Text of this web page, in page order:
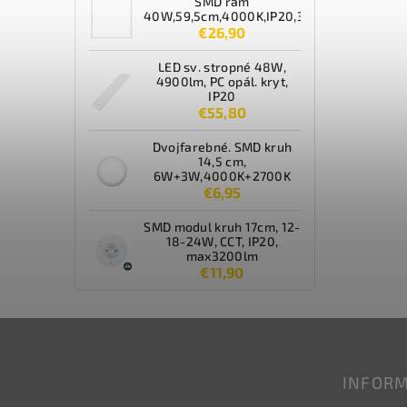
40W,59,5cm,4000K,IP20,3600lm,biely
€26,90
LED sv. stropné 48W,
4900lm, PC opál. kryt,
IP20
€55,80
Dvojfarebné. SMD kruh
14,5 cm,
6W+3W,4000K+2700K
€6,95
SMD modul kruh 17cm, 12-
18-24W, CCT, IP20,
max3200lm
€11,90